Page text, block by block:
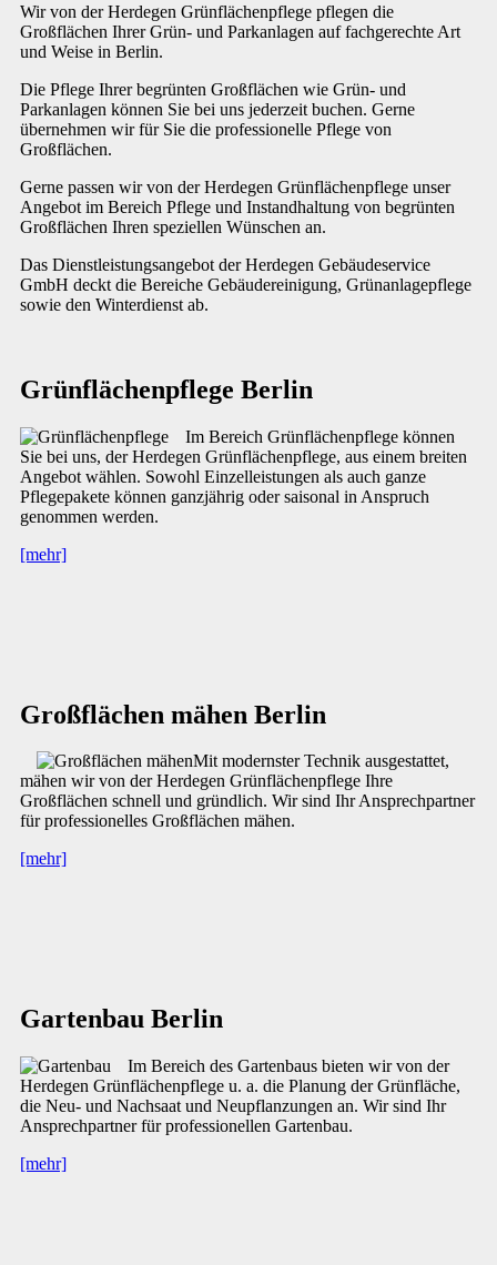
Wir von der Herdegen Grünflächenpflege pflegen die
Großflächen Ihrer Grün- und Parkanlagen auf fachgerechte Art
und Weise in Berlin.
Die Pflege Ihrer begrünten Großflächen wie Grün- und
Parkanlagen können Sie bei uns jederzeit buchen. Gerne
übernehmen wir für Sie die professionelle Pflege von
Großflächen.
Gerne passen wir von der Herdegen Grünflächenpflege unser
Angebot im Bereich Pflege und Instandhaltung von begrünten
Großflächen Ihren speziellen Wünschen an.
Das Dienstleistungsangebot der Herdegen Gebäudeservice
GmbH deckt die Bereiche Gebäudereinigung, Grünanlagepflege
sowie den Winterdienst ab.
Grünflächenpflege Berlin
Im Bereich Grünflächenpflege können
Sie bei uns, der Herdegen Grünflächenpflege, aus einem breiten
Angebot wählen. Sowohl Einzelleistungen als auch ganze
Pflegepakete können ganzjährig oder saisonal in Anspruch
genommen werden.
[mehr]
Großflächen mähen Berlin
Mit modernster Technik ausgestattet,
mähen wir von der Herdegen Grünflächenpflege Ihre
Großflächen schnell und gründlich. Wir sind Ihr Ansprechpartner
für professionelles Großflächen mähen.
[mehr]
Gartenbau Berlin
Im Bereich des Gartenbaus bieten wir von der
Herdegen Grünflächenpflege u. a. die Planung der Grünfläche,
die Neu- und Nachsaat und Neupflanzungen an. Wir sind Ihr
Ansprechpartner für professionellen Gartenbau.
[mehr]